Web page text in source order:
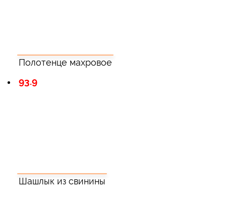
Полотенце махровое
93.9
Шашлык из свинины